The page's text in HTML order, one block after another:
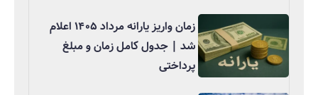
زمان واریز یارانه مرداد ۱۴۰۵ اعلام
شد | جدول کامل زمان و مبلغ
پرداختی